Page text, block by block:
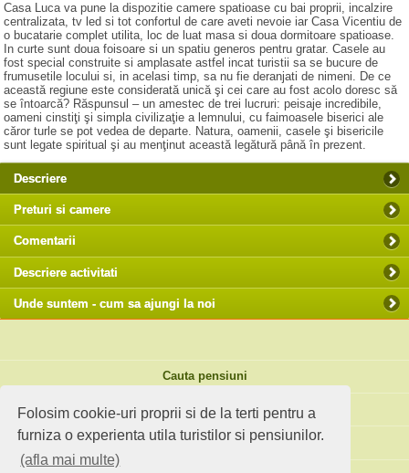
Folosim cookie-uri proprii si de la terti pentru a
furniza o experienta utila turistilor si pensiunilor.
(afla mai multe)
Casa Luca va pune la dispozitie camere spatioase cu bai proprii, incalzire
centralizata, tv led si tot confortul de care aveti nevoie iar Casa Vicentiu de
o bucatarie complet utilita, loc de luat masa si doua dormitoare spatioase.
In curte sunt doua foisoare si un spatiu generos pentru gratar. Casele au
fost special construite si amplasate astfel incat turistii sa se bucure de
frumusetile locului si, in acelasi timp, sa nu fie deranjati de nimeni. De ce
această regiune este considerată unică şi cei care au fost acolo doresc să
se întoarcă? Răspunsul – un amestec de trei lucruri: peisaje incredibile,
oameni cinstiţi şi simpla civilizaţie a lemnului, cu faimoasele biserici ale
căror turle se pot vedea de departe. Natura, oamenii, casele şi bisericile
sunt legate spiritual şi au menţinut această legătură până în prezent.
Descriere
Preturi si camere
Comentarii
Descriere activitati
Unde suntem - cum sa ajungi la noi
Cauta pensiuni
Idei de calatorie
Site standard